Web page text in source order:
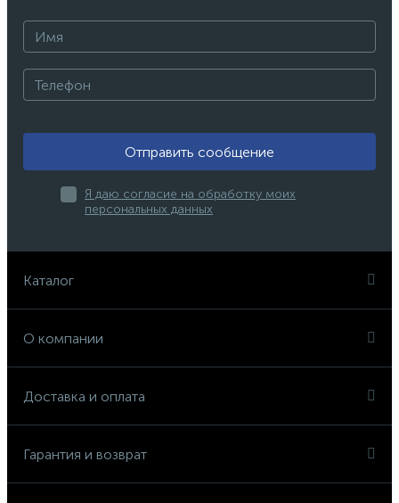
Отправить сообщение
Я даю согласие на обработку моих
персональных данных
Каталог
О компании
Доставка и оплата
Гарантия и возврат